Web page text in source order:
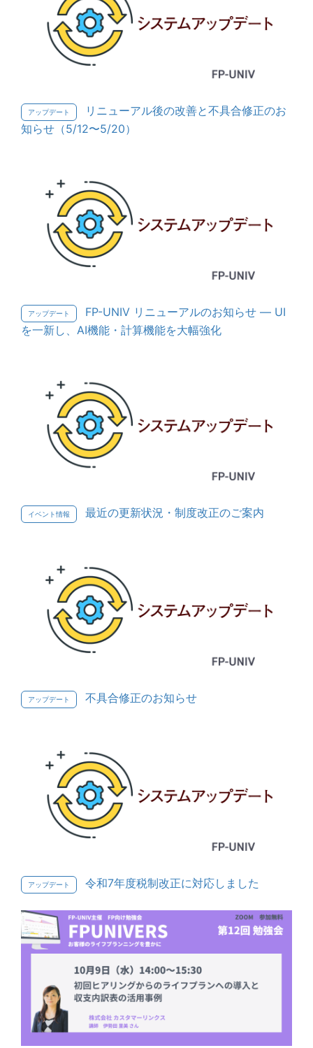
アップデート
リニューアル後の改善と不具合修正のお
知らせ（5/12〜5/20）
アップデート
FP-UNIV リニューアルのお知らせ — UI
を一新し、AI機能・計算機能を大幅強化
イベント情報 最近の更新状況・制度改正のご案内
アップデート 不具合修正のお知らせ
アップデート 令和7年度税制改正に対応しました